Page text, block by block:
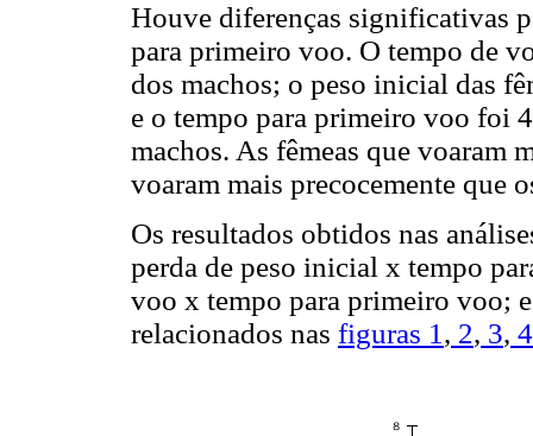
Houve diferenças significativas
para primeiro voo. O tempo de
dos machos; o peso inicial das
e o tempo para primeiro voo foi
machos. As fêmeas que voaram
voaram mais precocemente que
Os resultados obtidos nas
perda de peso inicial x tempo
voo x tempo para primeiro voo;
relacionados nas figuras 1 , 2, 3, 4